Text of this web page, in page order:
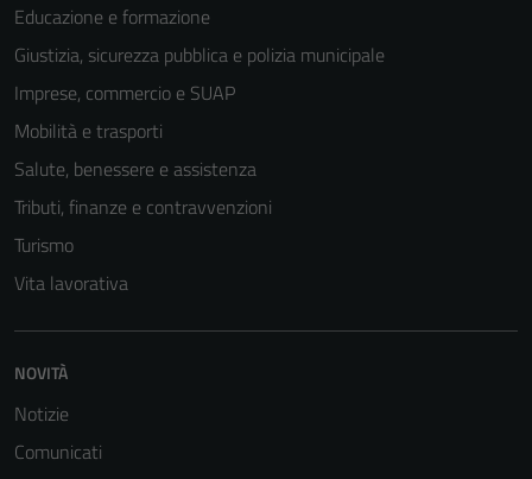
Educazione e formazione
Giustizia, sicurezza pubblica e polizia municipale
Imprese, commercio e SUAP
Mobilità e trasporti
Salute, benessere e assistenza
Tributi, finanze e contravvenzioni
Turismo
Vita lavorativa
NOVITÀ
Notizie
Comunicati
possono